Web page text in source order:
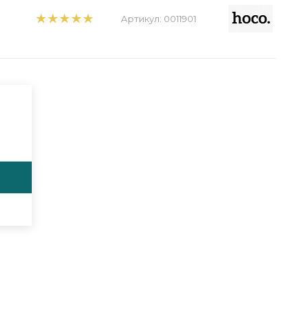
Артикул: 0011901